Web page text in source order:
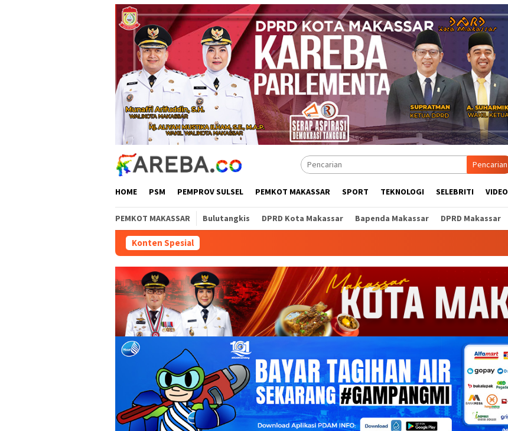
Pencarian
HOME PSM PEMPROV SULSEL PEMKOT MAKASSAR SPORT TEKNOLOGI SELEBRITI VIDEO
PEMKOT MAKASSAR Bulutangkis DPRD Kota Makassar Bapenda Makassar DPRD Makassar
Konten Spesial